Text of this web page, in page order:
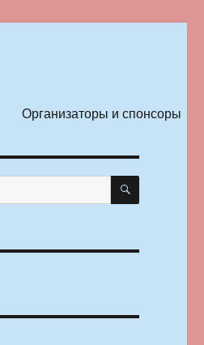
Организаторы и спонсоры
ПОИСК